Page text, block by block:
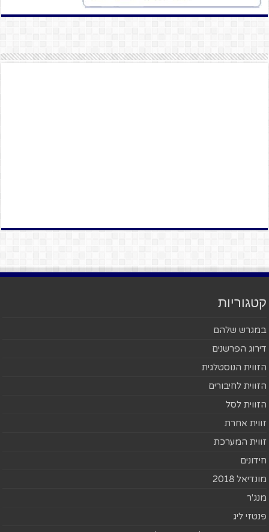
קטגוריות
במגרש שלהם
דירוג הפרשנים
הזווית הנוסטלגית
הזווית לחיבורים
הזווית לסל
זווית אחרת
זווית המערכת
חידונים
מונדיאל 2018
מנג'ר
פנטזי ליג